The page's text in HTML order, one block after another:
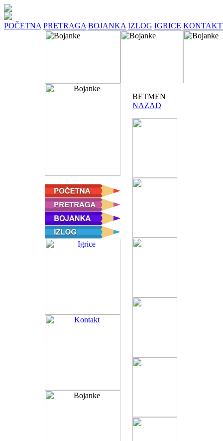
POČETNA PRETRAGA BOJANKA IZLOG IGRICE KONTAKT
BETMEN
NAZAD